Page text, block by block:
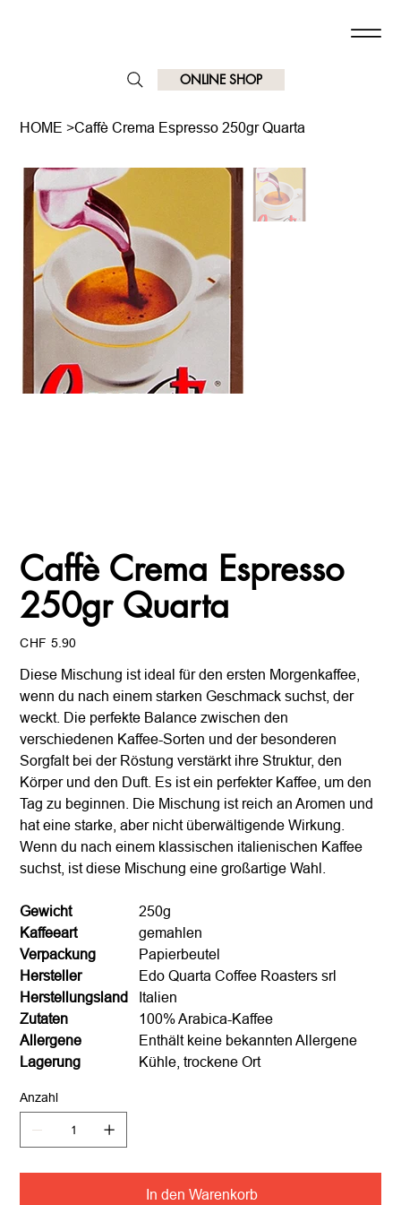
ONLINE SHOP
HOME >Caffè Crema Espresso 250gr Quarta
Caffè Crema Espresso
250gr Quarta
Preis
CHF 5.90
Diese Mischung ist ideal für den ersten Morgenkaffee,
wenn du nach einem starken Geschmack suchst, der
weckt. Die perfekte Balance zwischen den
verschiedenen Kaffee-Sorten und der besonderen
Sorgfalt bei der Röstung verstärkt ihre Struktur, den
Körper und den Duft. Es ist ein perfekter Kaffee, um den
Tag zu beginnen. Die Mischung ist reich an Aromen und
hat eine starke, aber nicht überwältigende Wirkung.
Wenn du nach einem klassischen italienischen Kaffee
suchst, ist diese Mischung eine großartige Wahl.
Gewicht
250g
Kaffeeart
gemahlen
Verpackung
Papierbeutel
Hersteller
Edo Quarta Coffee Roasters srl
Herstellungsland
Italien
Zutaten
100% Arabica-Kaffee
Allergene
Enthält keine bekannten Allergene
Lagerung
Kühle, trockene Ort
Anzahl
In den Warenkorb